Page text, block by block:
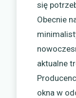
się
Obecnie
aktualne
okna w